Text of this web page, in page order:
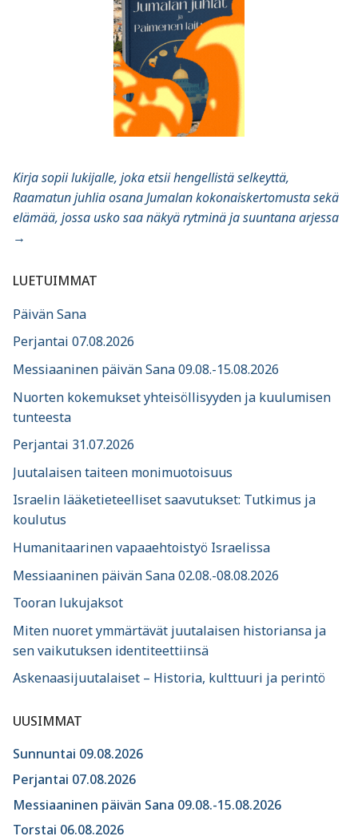
Kirja sopii lukijalle, joka etsii hengellistä selkeyttä,
Raamatun juhlia osana Jumalan kokonaiskertomusta sekä
elämää, jossa usko saa näkyä rytminä ja suuntana arjessa
→
LUETUIMMAT
Päivän Sana
Perjantai 07.08.2026
Messiaaninen päivän Sana 09.08.-15.08.2026
Nuorten kokemukset yhteisöllisyyden ja kuulumisen
tunteesta
Perjantai 31.07.2026
Juutalaisen taiteen monimuotoisuus
Israelin lääketieteelliset saavutukset: Tutkimus ja
koulutus
Humanitaarinen vapaaehtoistyö Israelissa
Messiaaninen päivän Sana 02.08.-08.08.2026
Tooran lukujaksot
Miten nuoret ymmärtävät juutalaisen historiansa ja
sen vaikutuksen identiteettiinsä
Askenaasijuutalaiset – Historia, kulttuuri ja perintö
UUSIMMAT
Sunnuntai 09.08.2026
Perjantai 07.08.2026
Messiaaninen päivän Sana 09.08.-15.08.2026
Torstai 06.08.2026